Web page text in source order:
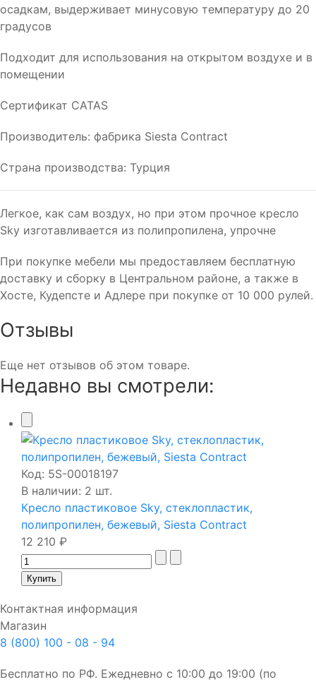
осадкам, выдерживает минусовую температуру до 20
градусов
Подходит для использования на открытом воздухе и в
помещении
Сертификат CATAS
Производитель: фабрика Siesta Contract
Cтрана производства: Турция
Легкое, как сам воздух, но при этом прочное кресло
Sky изготавливается из полипропилена, упрочне
При покупке мебели мы предоставляем бесплатную
доставку и сборку в Центральном районе, а также в
Хосте, Кудепсте и Адлере при покупке от 10 000 рулей.
Отзывы
Еще нет отзывов об этом товаре.
Недавно вы смотрели:
Код: 5S-00018197
В наличии: 2 шт.
Кресло пластиковое Sky, стеклопластик,
полипропилен, бежевый, Siesta Contract
12 210 ₽
Контактная информация
Магазин
8 (800) 100 - 08 - 94
Бесплатно по РФ. Ежедневно с 10:00 до 19:00 (по